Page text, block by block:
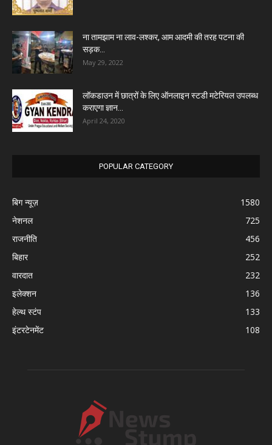
ना तामझाम ना लाव-लश्कर, आम आदमी की तरह पटना की
सड़क...
May 29, 2022
लॉकडाउन में छात्रों के लिए ऑनलाइन स्टडी मटेरियल उपलब्ध
कराएगा ज्ञान...
April 24, 2020
POPULAR CATEGORY
बिग न्यूज़
1580
नेशनल
725
राजनीति
456
बिहार
252
वारदात
232
इलेक्शन
136
हेल्थ स्टंप
133
इंटरटेनमेंट
108